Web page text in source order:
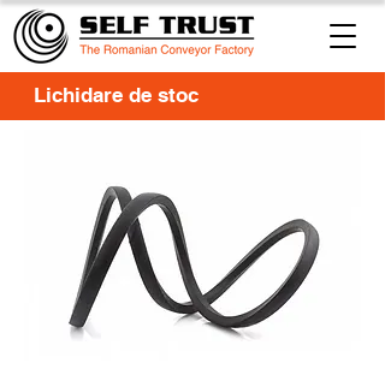
Lichidare de stoc